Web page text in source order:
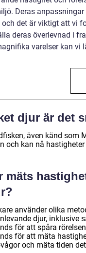
Deras
och det är viktigt att vi
deras överlevnad i
varelser kan vi
djur är det
även känd som
och kan nå
mäts
använder olika
djur, inklusive
för att spåra
för att mäta
och mäta tiden